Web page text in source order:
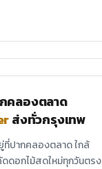
คลองตลาด
ส่งทั่วกรุงเทพ
ที่ปากคลองตลาด ใกล้
ดอกไม้สดใหม่ทุกวันตรง